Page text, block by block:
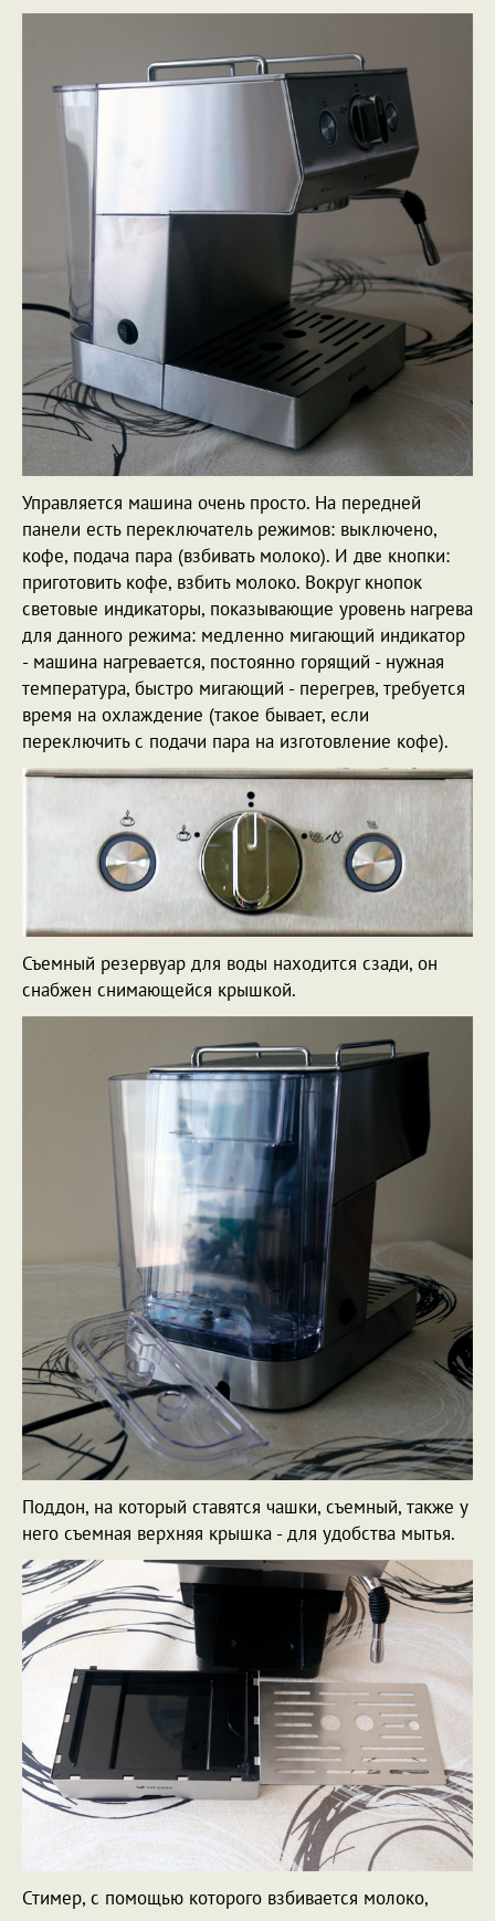
Управляется машина очень просто. На передней
панели есть переключатель режимов: выключено,
кофе, подача пара (взбивать молоко). И две кнопки:
приготовить кофе, взбить молоко. Вокруг кнопок
световые индикаторы, показывающие уровень нагрева
для данного режима: медленно мигающий индикатор
- машина нагревается, постоянно горящий - нужная
температура, быстро мигающий - перегрев, требуется
время на охлаждение (такое бывает, если
переключить с подачи пара на изготовление кофе).
Съемный резервуар для воды находится сзади, он
снабжен снимающейся крышкой.
Поддон, на который ставятся чашки, съемный, также у
него съемная верхняя крышка - для удобства мытья.
Стимер, с помощью которого взбивается молоко,